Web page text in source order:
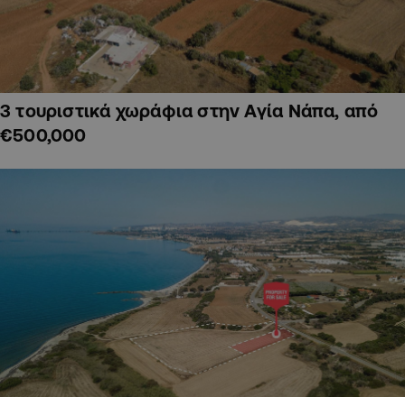
3 τουριστικά χωράφια στην Αγία Νάπα, από
€500,000